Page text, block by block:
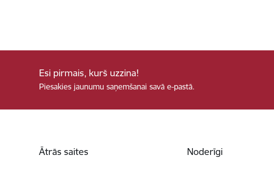
Esi pirmais, kurš uzzina!
Piesakies jaunumu saņemšanai savā e-pastā.
Ātrās saites Noderīgi